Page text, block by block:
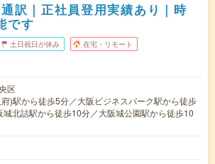
訳｜正社員登用実績あり｜時
です
土日祝日が休み 在宅・リモート
区
)駅から徒歩5分／大阪ビジネスパーク駅から徒歩
城北詰駅から徒歩10分／大阪城公園駅から徒歩10